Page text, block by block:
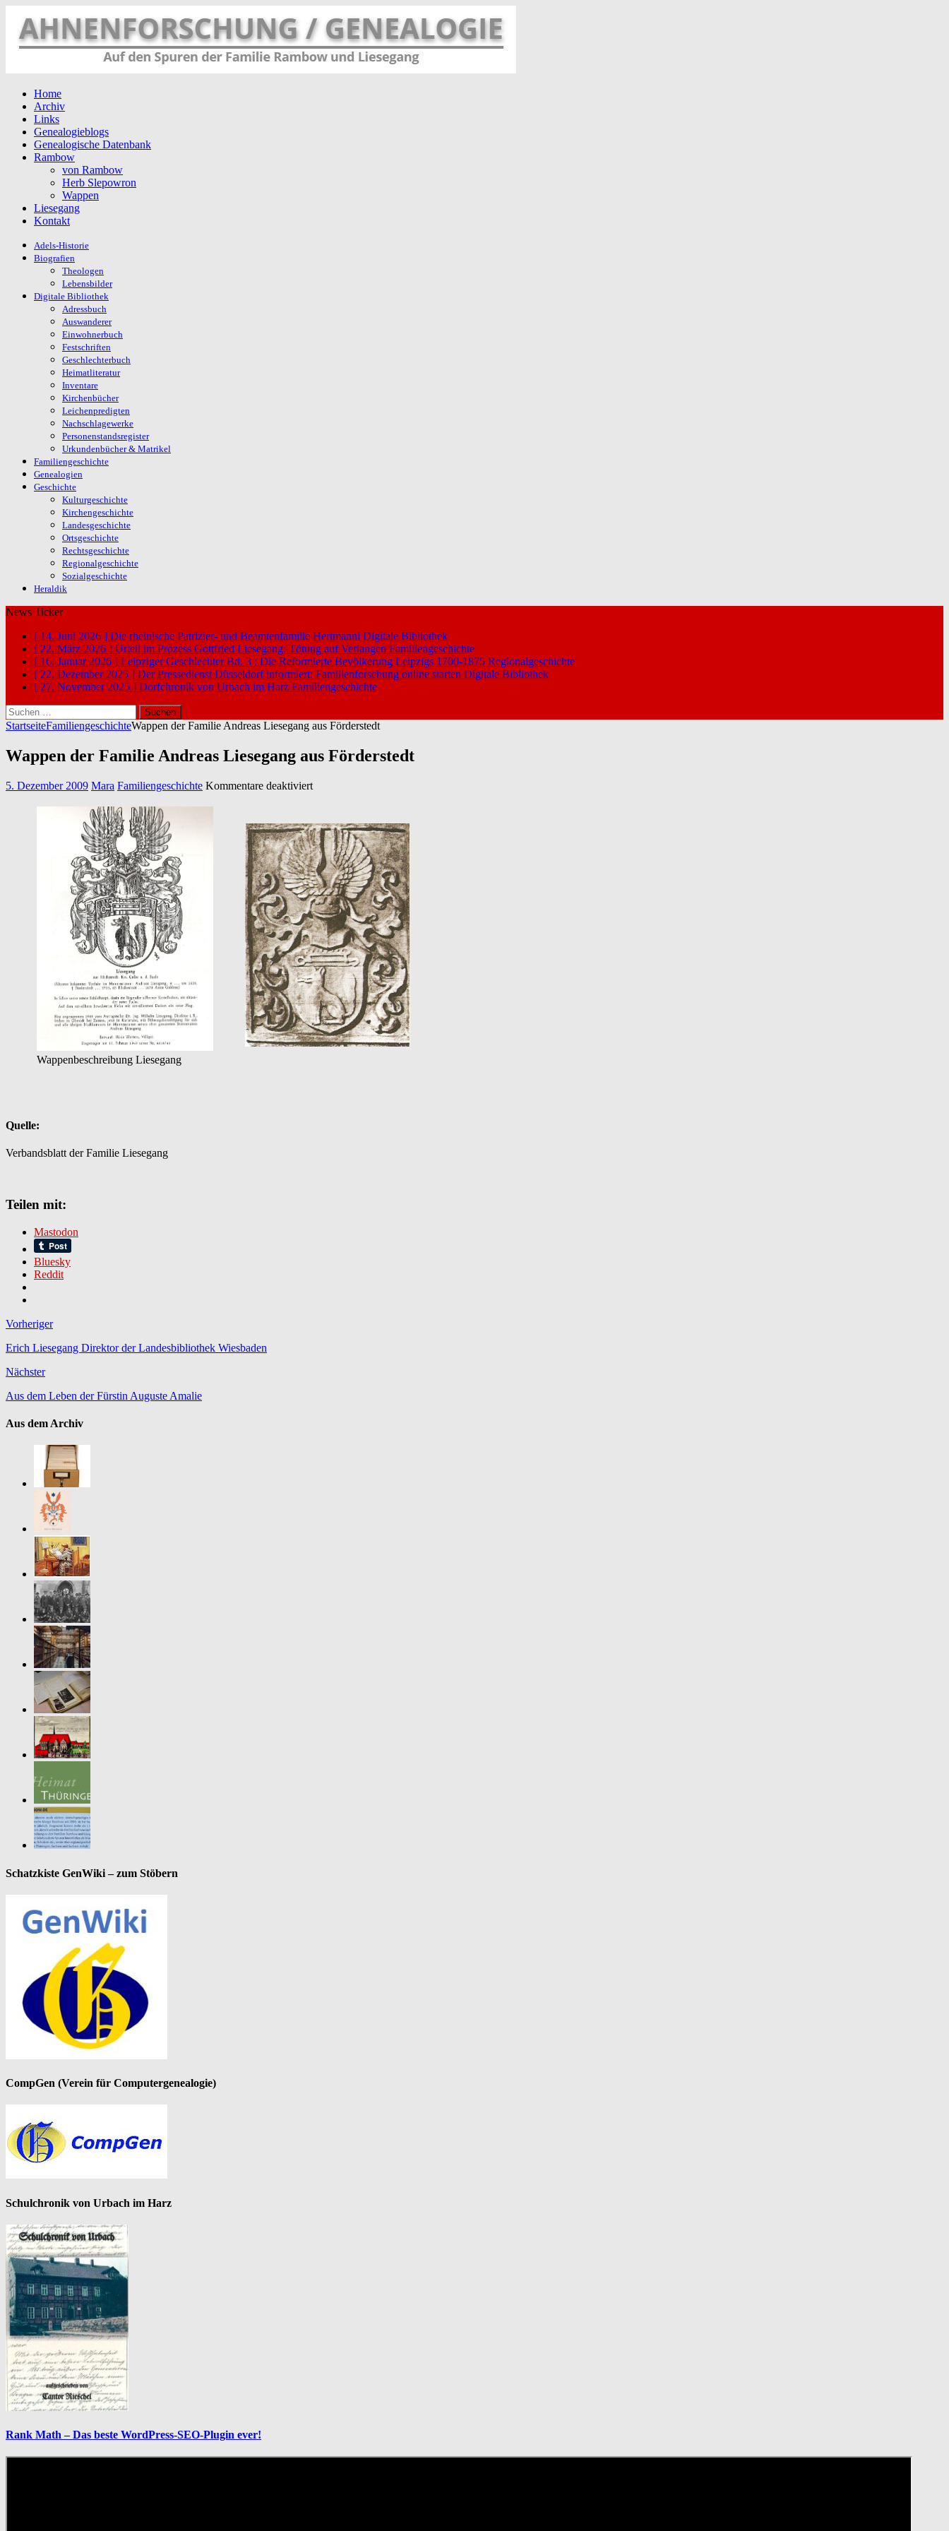
Home
Archiv
Links
Genealogieblogs
Genealogische Datenbank
Rambow
von Rambow
Herb Slepowron
Wappen
Liesegang
Kontakt
Adels-Historie
Biografien
Theologen
Lebensbilder
Digitale Bibliothek
Adressbuch
Auswanderer
Einwohnerbuch
Festschriften
Geschlechterbuch
Heimatliteratur
Inventare
Kirchenbücher
Leichenpredigten
Nachschlagewerke
Personenstandsregister
Urkundenbücher & Matrikel
Familiengeschichte
Genealogien
Geschichte
Kulturgeschichte
Kirchengeschichte
Landesgeschichte
Ortsgeschichte
Rechtsgeschichte
Regionalgeschichte
Sozialgeschichte
Heraldik
News Ticker
[ 14. Juni 2026 ] Die rheinische Patrizier- und Beamtenfamilie Hertmanni Digitale Bibliothek
[ 22. März 2026 ] Urteil im Prozess Gottfried Liesegang: Tötung auf Verlangen Familiengeschichte
[ 16. Januar 2026 ] Leipziger Geschlechter Bd. 3 : Die Reformierte Bevölkerung Leipzigs 1700-1875 Regionalgeschichte
[ 22. Dezember 2025 ] Der Pressedienst Düsseldorf informiert: Familienforschung online starten Digitale Bibliothek
[ 27. November 2025 ] Dorfchronik von Urbach im Harz Familiengeschichte
Suchen
nach:
StartseiteFamiliengeschichteWappen der Familie Andreas Liesegang aus Förderstedt
Wappen der Familie Andreas Liesegang aus Förderstedt
5. Dezember 2009 Mara Familiengeschichte Kommentare deaktiviertfür
Familie
Andreas
Liesegang
aus
Förderstedt
Wappenbeschreibung Liesegang
Quelle:
Verbandsblatt der Familie Liesegang
Teilen mit:
Mastodon
Bluesky
Reddit
Vorheriger
Erich Liesegang Direktor der Landesbibliothek Wiesbaden
Nächster
Aus dem Leben der Fürstin Auguste Amalie
Aus dem Archiv
Schatzkiste GenWiki – zum Stöbern
CompGen (Verein für Computergenealogie)
Schulchronik von Urbach im Harz
Rank Math – Das beste WordPress-SEO-Plugin ever!